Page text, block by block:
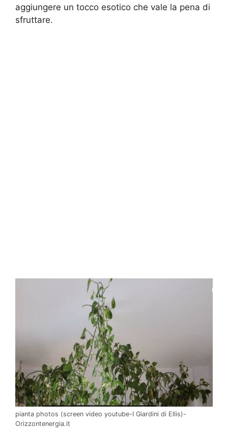
aggiungere un tocco esotico che vale la pena di
sfruttare.
pianta photos (screen video youtube-I Giardini di Ellis)-
Orizzontenergia.it